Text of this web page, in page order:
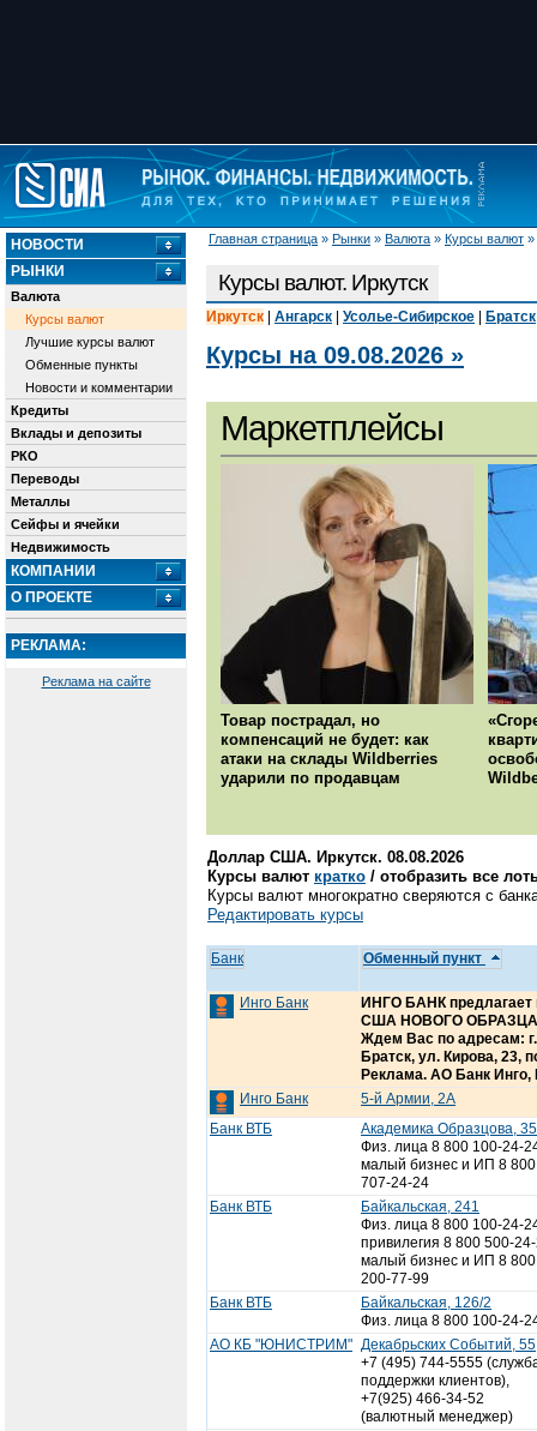
Главная страница » Рынки » Валюта » Курсы валют »
НОВОСТИ
РЫНКИ
Валюта
Курсы валют
Лучшие курсы валют
Обменные пункты
Новости и комментарии
Кредиты
Вклады и депозиты
РКО
Переводы
Металлы
Сейфы и ячейки
Недвижимость
КОМПАНИИ
О ПРОЕКТЕ
РЕКЛАМА:
Реклама на сайте
Курсы валют. Иркутск
Иркутск Ангарск Усолье-Сибирское Братск
Курсы на 09.08.2026 »
Маркетплейсы
Товар пострадал, но
компенсаций не будет: как
атаки на склады Wildberries
ударили по продавцам
Доллар США. Иркутск. 08.08.2026
Курсы валют кратко / отобразить все
Курсы валют многократно сверяются с
Редактировать курсы
Банк Обменный пункт
Инго Банк
ИНГО БАНК
США НОВОГО ОБРАЗЦА,
Ждем Вас по адресам: г.
Братск, ул. Кирова, 23,
Реклама. АО Банк
Инго Банк
5-й Армии, 2А
Банк ВТБ
Академика Образцова, 35
Физ. лица 8 800 100-24-
малый бизнес и ИП 8 800
707-24-24
Банк ВТБ
Байкальская, 241
Физ. лица 8 800 100-24-
привилегия 8 800 500-
малый бизнес и ИП 8 800
200-77-99
Банк ВТБ
Байкальская, 126/2
Физ. лица 8 800 100-24-
АО КБ "ЮНИСТРИМ" Декабрьских Событий, 55
+7 (495) 744-5555
поддержки клиентов),
+7(925) 466-34-52
(валютный менеджер)